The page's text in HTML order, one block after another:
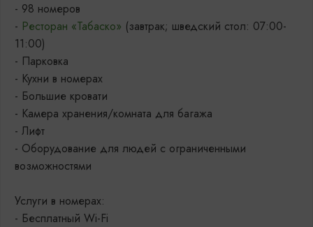
- 98 номеров
- Ресторан «Табаско» (завтрак; шведский стол: 07:00-
11:00)
- Парковка
- Кухни в номерах
- Большие кровати
- Камера хранения/комната для багажа
- Лифт
- Оборудование для людей с ограниченными
возможностями
Услуги в номерах:
- Бесплатный Wi-Fi